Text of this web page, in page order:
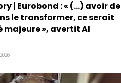
| Eurobond : « (...) avoir de
le transformer, ce serait
», avertit Al